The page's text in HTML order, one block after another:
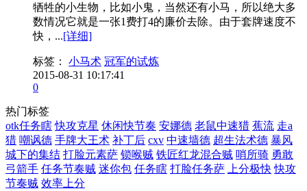
牺牲的小生物，比如小鬼，当然还有小马，所以绝大多
数情况它就是一张1费打4的廉价去除。由于套牌速度不
快，...[详细]
标签： 小马术 冠军的试炼
2015-08-31 10:17:41
0
热门标签
otk任务瞎 快攻克星 休闲快节奏 安娜德 老鼠中速猎 蕉流 走a
猎 嘲讽德 手牌大王术 补丁后 cxv 中速墙德 超生法术德 暴风
城下的集结 打脸元素萨 锁喉贼 铁匠红龙混合贼 哨所骑 勇敢
弓箭手 任务节奏贼 迷你包 任务瞎 打脸任务萨 上分极快 快攻
节奏贼 效率上分